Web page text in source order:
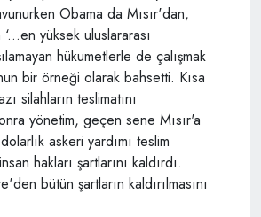
Obama da Mısır'dan,
yüksek uluslararası
hükumetlerle de çalışmak
bir örneği olarak bahsetti. Kısa
silahların teslimatını
yönetim, geçen sene Mısır'a
askeri yardımı teslim
hakları şartlarını kaldırdı.
bütün şartların kaldırılmasını